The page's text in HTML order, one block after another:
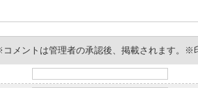
コメントは管理者の承認後、掲載されます。※